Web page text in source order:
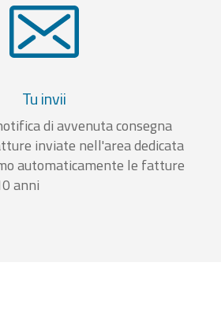
Tu invii
di avvenuta consegna
inviate nell'area dedicata
automaticamente le fatture
anni